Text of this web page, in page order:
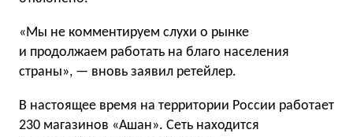
«Мы не комментируем слухи о рынке
и продолжаем работать на благо населения
страны», — вновь заявил ретейлер.
В настоящее время на территории России работает
230 магазинов «Ашан». Сеть находится